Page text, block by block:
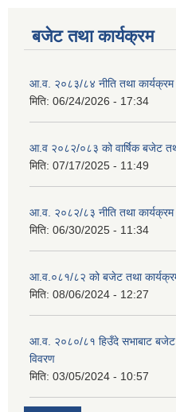
बजेट तथा कार्यक्रम
आ.व. २०८३/८४ नीति तथा
मिति: 06/24/2026 - 17:34
आ.व २०८२/०८३ को वार्षिक बजेट
मिति: 07/17/2025 - 11:49
आ.व. २०८२/८३ नीति तथा कार्यक्रम
मिति: 06/30/2025 - 11:34
आ.व.०८१/८२ को बजेट तथा
मिति: 08/06/2024 - 12:27
आ.व. २०८०/८१ हिउँदे सभाबाट बजेट
विवरण
मिति: 03/05/2024 - 10:57